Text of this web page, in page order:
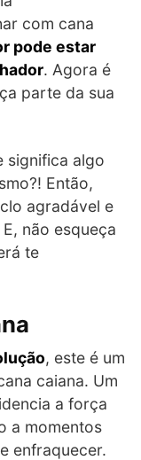
com cana
pode estar
. Agora é
parte da sua
significa algo
Então,
agradável e
não esqueça
te
, este é um
caiana. Um
a força
a momentos
enfraquecer.